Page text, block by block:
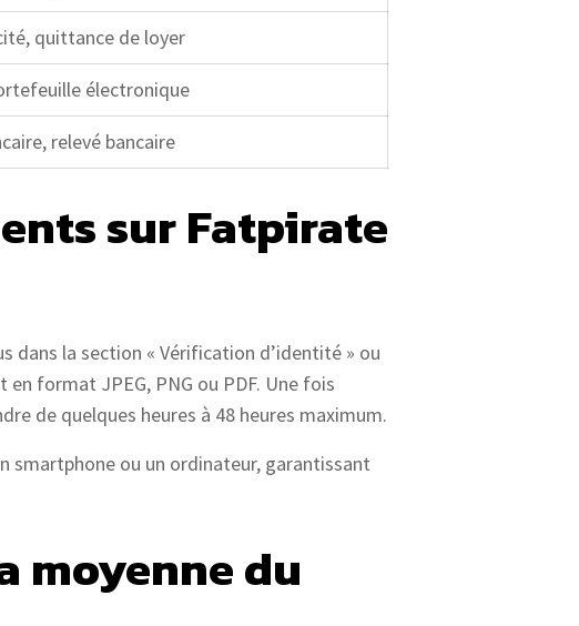
quittance de loyer
électronique
relevé bancaire
sur Fatpirate
dans la section « Vérification d’identité » ou
format JPEG, PNG ou PDF. Une fois
de quelques heures à 48 heures maximum.
smartphone ou un ordinateur, garantissant
moyenne du